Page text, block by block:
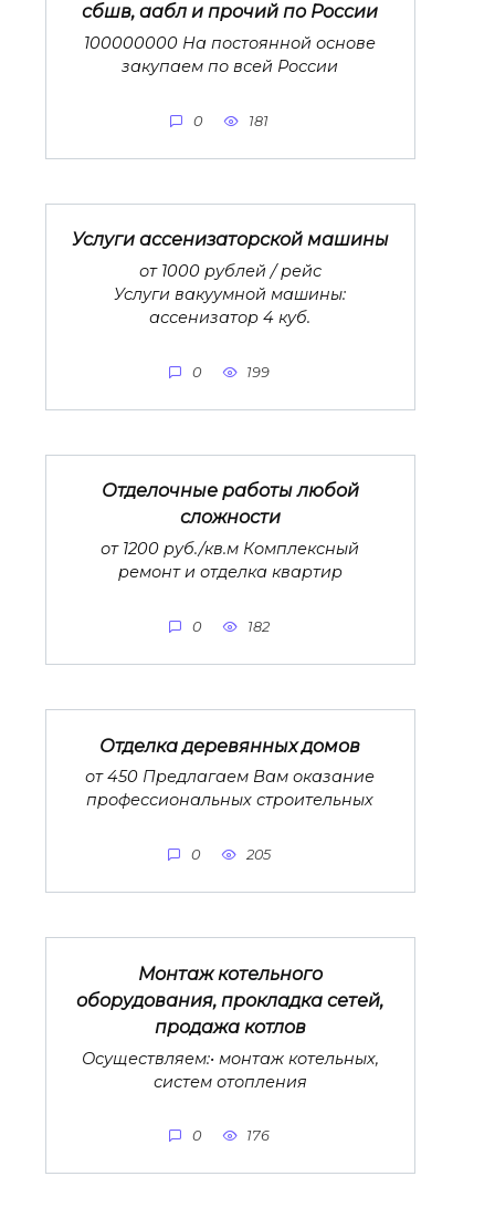
сбшв, аабл и прочий по России
100000000 На постоянной основе
закупаем по всей России
0 181
Услуги ассенизаторской машины
от 1000 рублей / рейс
Услуги вакуумной машины:
ассенизатор 4 куб.
0 199
Отделочные работы любой
сложности
от 1200 руб./кв.м Комплексный
ремонт и отделка квартир
0 182
Отделка деревянных домов
от 450 Предлагаем Вам оказание
профессиональных строительных
0 205
Монтаж котельного
оборудования, прокладка сетей,
продажа котлов
Осуществляем:• монтаж котельных,
систем отопления
0 176